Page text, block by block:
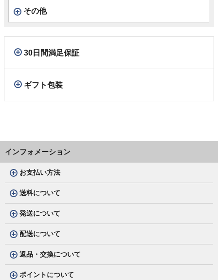
その他
30日間満足保証
ギフト包装
インフォメーション
お支払い方法
送料について
発送について
配送について
返品・交換について
ポイントについて